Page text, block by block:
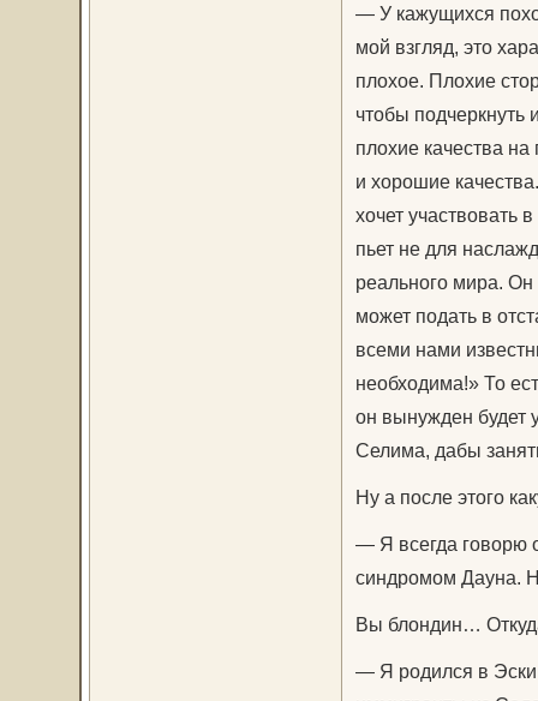
— У кажущихся
мой взгляд, это
плохое. Плохие
чтобы
плохие качества
и хорошие
хочет участвовать
пьет не для
реального мира.
может подать в
всеми нами
необходима!» То
он вынужден будет
Селима, дабы
Ну а после этого
— Я всегда говорю
синдромом Дауна.
Вы блондин…
— Я родился в